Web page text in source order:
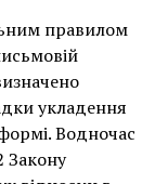
правилом
укладення
Водночас
Закону